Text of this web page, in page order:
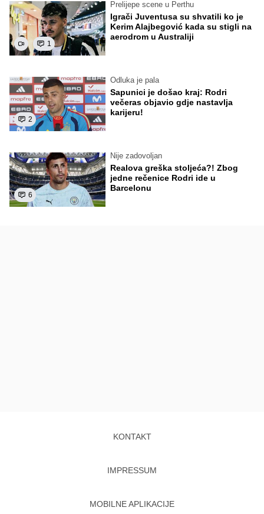
1
Prelijepe scene u Perthu
Igrači Juventusa su shvatili ko je
Kerim Alajbegović kada su stigli na
aerodrom u Australiji
2
Odluka je pala
Sapunici je došao kraj: Rodri
večeras objavio gdje nastavlja
karijeru!
6
Nije zadovoljan
Realova greška stoljeća?! Zbog
jedne rečenice Rodri ide u
Barcelonu
KONTAKT
IMPRESSUM
MOBILNE APLIKACIJE